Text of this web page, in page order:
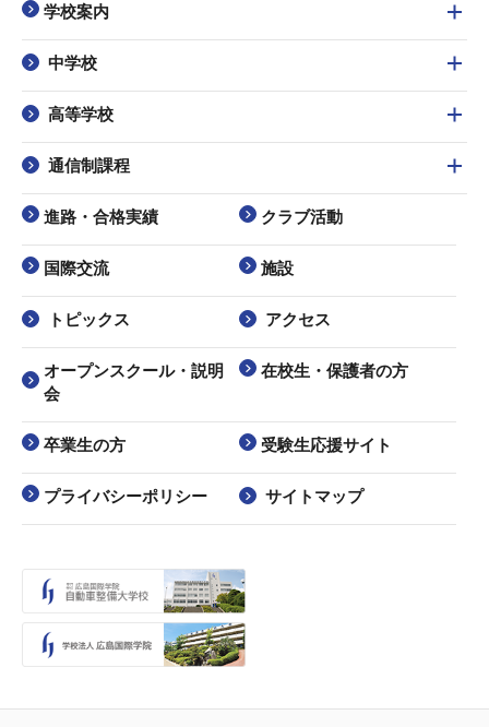
学校案内
中学校
高等学校
通信制課程
進路・合格実績 クラブ活動
国際交流 施設
トピックス アクセス
オープンスクール・説明
会
在校生・保護者の方
卒業生の方 受験生応援サイト
プライバシーポリシー サイトマップ